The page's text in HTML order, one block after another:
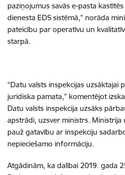
paziņojumus savās e-pasta
dienesta EDS sistēmā,” norāda
pateicību par operatīvu un
starpā.
“Datu valsts inspekcijas uzsāktajai
juridiska pamata,” komentējot
Datu valsts inspekcija uzsāks
apstrādi, uzsver ministrs. Ministrija
pauž gatavību ar inspekciju
nepieciešamo informāciju.
Atgādinām, ka dalībai 2019. gada